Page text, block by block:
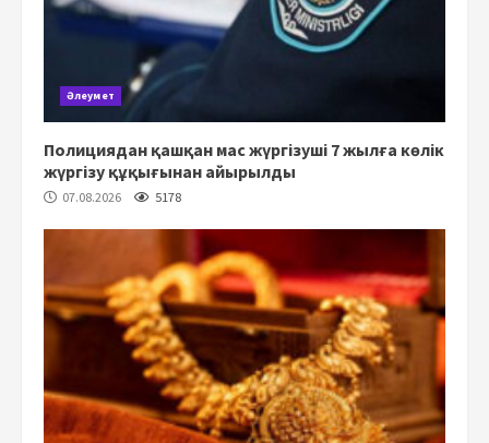
Әлеумет
Полициядан қашқан мас жүргізуші 7 жылға көлік
жүргізу құқығынан айырылды
07.08.2026 5178